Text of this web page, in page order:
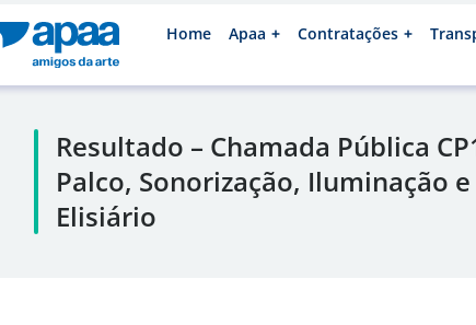
Home Apaa Contratações
Resultado – Chamada Pública
Palco, Sonorização, Iluminação
Elisiário